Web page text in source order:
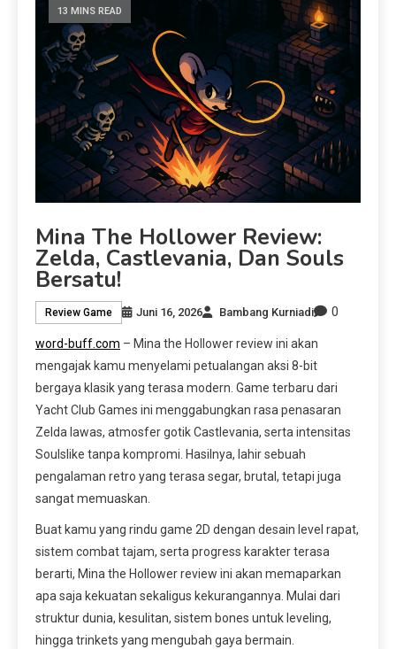
13 MINS READ
Mina The Hollower Review:
Zelda, Castlevania, Dan Souls
Bersatu!
Review Game Juni 16, 2026 Bambang Kurniadi 0
word-buff.com – Mina the Hollower review ini akan
mengajak kamu menyelami petualangan aksi 8-bit
bergaya klasik yang terasa modern. Game terbaru dari
Yacht Club Games ini menggabungkan rasa penasaran
Zelda lawas, atmosfer gotik Castlevania, serta intensitas
Soulslike tanpa kompromi. Hasilnya, lahir sebuah
pengalaman retro yang terasa segar, brutal, tetapi juga
sangat memuaskan.
Buat kamu yang rindu game 2D dengan desain level rapat,
sistem combat tajam, serta progress karakter terasa
berarti, Mina the Hollower review ini akan memaparkan
apa saja kekuatan sekaligus kekurangannya. Mulai dari
struktur dunia, kesulitan, sistem bones untuk leveling,
hingga trinkets yang mengubah gaya bermain.